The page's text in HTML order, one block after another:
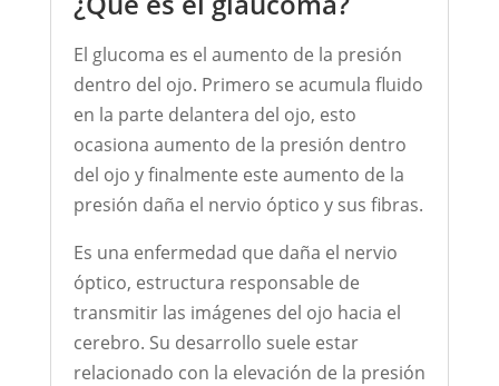
El glucoma es el aumento de la presión
dentro del ojo. Primero se acumula fluido
en la parte delantera del ojo, esto
ocasiona aumento de la presión dentro
del ojo y finalmente este aumento de la
presión daña el nervio óptico y sus fibras.
Es una enfermedad que daña el nervio
óptico, estructura responsable de
transmitir las imágenes del ojo hacia el
cerebro. Su desarrollo suele estar
relacionado con la elevación de la presión